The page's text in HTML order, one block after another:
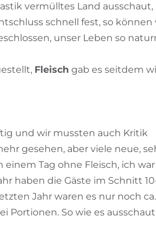
vermülltes Land ausschaut,
schnell fest, so können
unser Leben so
Fleisch gab es seitdem
und wir mussten auch Kritik
gesehen, aber viele neue,
Tag ohne Fleisch, ich
haben die Gäste im Schnitt
Jahr waren es nur noch
Portionen. So wie es